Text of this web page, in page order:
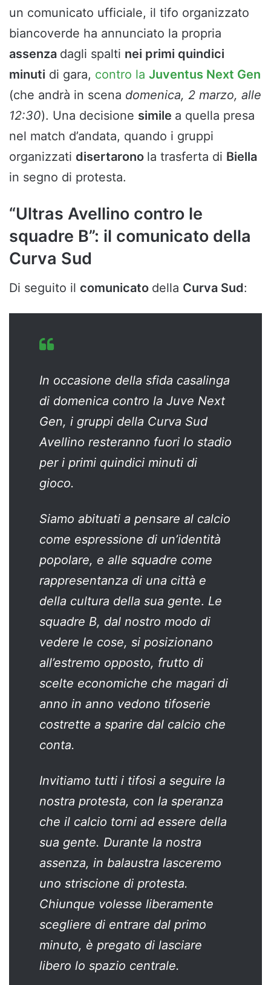
un comunicato ufficiale, il tifo organizzato
biancoverde ha annunciato la propria
assenza dagli spalti nei primi quindici
minuti di gara, contro la Juventus Next Gen
(che andrà in scena domenica, 2 marzo, alle
12:30). Una decisione simile a quella presa
nel match d’andata, quando i gruppi
organizzati disertarono la trasferta di Biella
in segno di protesta.
“Ultras Avellino contro le
squadre B”: il comunicato della
Curva Sud
Di seguito il comunicato della Curva Sud:
In occasione della sfida casalinga
di domenica contro la Juve Next
Gen, i gruppi della Curva Sud
Avellino resteranno fuori lo stadio
per i primi quindici minuti di
gioco.
Siamo abituati a pensare al calcio
come espressione di un’identità
popolare, e alle squadre come
rappresentanza di una città e
della cultura della sua gente. Le
squadre B, dal nostro modo di
vedere le cose, si posizionano
all’estremo opposto, frutto di
scelte economiche che magari di
anno in anno vedono tifoserie
costrette a sparire dal calcio che
conta.
Invitiamo tutti i tifosi a seguire la
nostra protesta, con la speranza
che il calcio torni ad essere della
sua gente. Durante la nostra
assenza, in balaustra lasceremo
uno striscione di protesta.
Chiunque volesse liberamente
scegliere di entrare dal primo
minuto, è pregato di lasciare
libero lo spazio centrale.